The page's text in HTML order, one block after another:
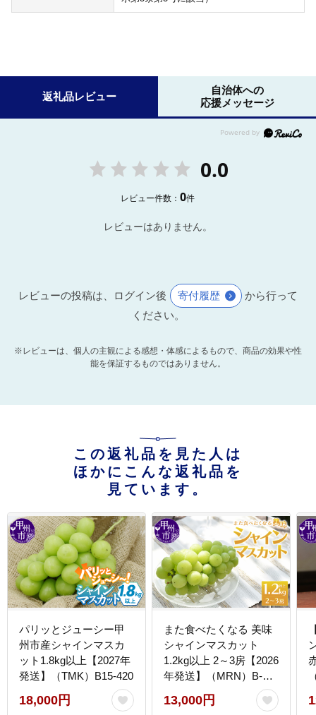
返礼品レビュー
自治体への
応援メッセージ
0.0
レビュー件数：0件
レビューはありません。
レビューの投稿は、ログイン後 寄付履歴
から行って
ください。
※レビューは、個人の主観による感想・体感によるもので、商品の効果や性
能を保証するものではありません。
この返礼品を見た人は
ほかにこんな返礼品を
見ています。
パリッとジューシー甲
州市産シャインマスカ
ット1.8kg以上【2027年
発送】（TMK）B15-420
18,000円
また食べたくなる 美味
シャインマスカット
1.2kg以上 2～3房【2026
年発送】（MRN）B-
13,000円